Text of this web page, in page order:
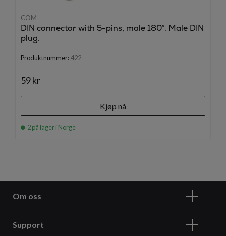
COM
DIN connector with 5-pins, male 180°. Male DIN
plug.
Produktnummer:422
59 kr
Kjøp nå
2 på lager i Norge
Om oss
Support